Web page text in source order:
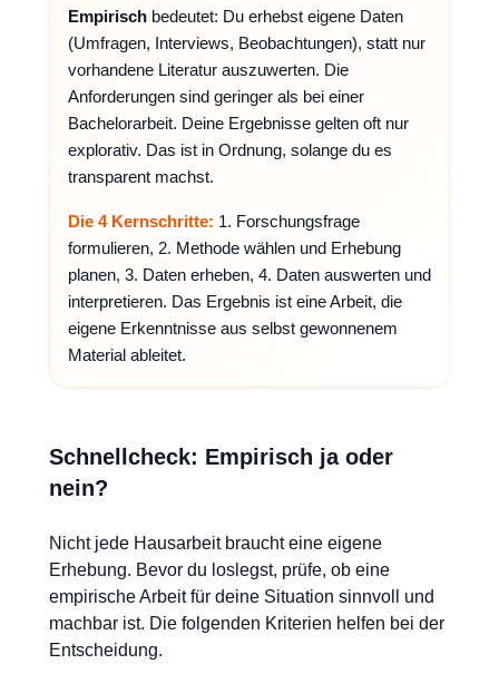
Empirisch bedeutet: Du erhebst eigene Daten
(Umfragen, Interviews, Beobachtungen), statt nur
vorhandene Literatur auszuwerten. Die
Anforderungen sind geringer als bei einer
Bachelorarbeit. Deine Ergebnisse gelten oft nur
explorativ. Das ist in Ordnung, solange du es
transparent machst.
Die 4 Kernschritte: 1. Forschungsfrage
formulieren, 2. Methode wählen und Erhebung
planen, 3. Daten erheben, 4. Daten auswerten und
interpretieren. Das Ergebnis ist eine Arbeit, die
eigene Erkenntnisse aus selbst gewonnenem
Material ableitet.
Schnellcheck: Empirisch ja oder
nein?
Nicht jede Hausarbeit braucht eine eigene
Erhebung. Bevor du loslegst, prüfe, ob eine
empirische Arbeit für deine Situation sinnvoll und
machbar ist. Die folgenden Kriterien helfen bei der
Entscheidung.